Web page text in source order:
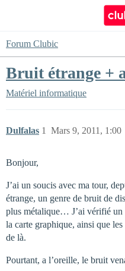
Forum Clubic
Bruit étrange +
Matériel informatique
Dulfalas Mars 9, 2011, 1:00
1
Bonjour,
J’ai un soucis avec ma tour,
étrange, un genre de bruit de
plus métalique… J’ai vérifié un
la carte graphique, ainsi que
de là.
Pourtant, a l’oreille, le bruit